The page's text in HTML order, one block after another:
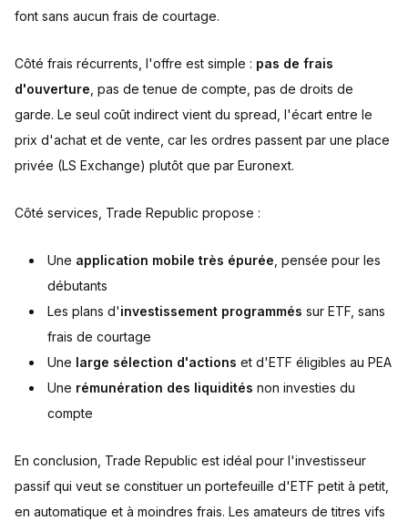
font sans aucun frais de courtage.
Côté frais récurrents, l'offre est simple : pas de frais
d'ouverture , pas de tenue de compte, pas de droits de
garde. Le seul coût indirect vient du spread, l'écart entre le
prix d'achat et de vente, car les ordres passent par une place
privée (LS Exchange) plutôt que par Euronext.
Côté services, Trade Republic propose :
Une application mobile très épurée , pensée pour les
débutants
Les plans d'investissement programmés sur ETF, sans
frais de courtage
Une large sélection d'actions et d'ETF éligibles au PEA
Une rémunération des liquidités non investies du
compte
En conclusion, Trade Republic est idéal pour l'investisseur
passif qui veut se constituer un portefeuille d'ETF petit à petit,
en automatique et à moindres frais. Les amateurs de titres vifs